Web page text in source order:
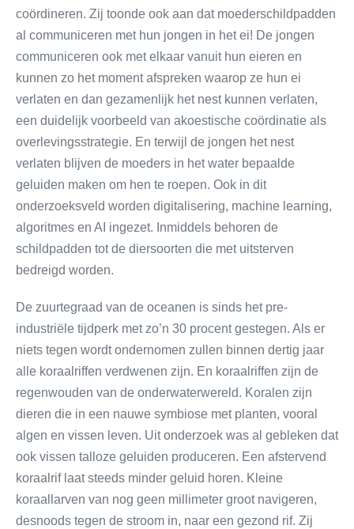
coördineren. Zij toonde ook aan dat moederschildpadden
al communiceren met hun jongen in het ei! De jongen
communiceren ook met elkaar vanuit hun eieren en
kunnen zo het moment afspreken waarop ze hun ei
verlaten en dan gezamenlijk het nest kunnen verlaten,
een duidelijk voorbeeld van akoestische coördinatie als
overlevingsstrategie. En terwijl de jongen het nest
verlaten blijven de moeders in het water bepaalde
geluiden maken om hen te roepen. Ook in dit
onderzoeksveld worden digitalisering, machine learning,
algoritmes en AI ingezet. Inmiddels behoren de
schildpadden tot de diersoorten die met uitsterven
bedreigd worden.
De zuurtegraad van de oceanen is sinds het pre-
industriële tijdperk met zo’n 30 procent gestegen. Als er
niets tegen wordt ondernomen zullen binnen dertig jaar
alle koraalriffen verdwenen zijn. En koraalriffen zijn de
regenwouden van de onderwaterwereld. Koralen zijn
dieren die in een nauwe symbiose met planten, vooral
algen en vissen leven. Uit onderzoek was al gebleken dat
ook vissen talloze geluiden produceren. Een afstervend
koraalrif laat steeds minder geluid horen. Kleine
koraallarven van nog geen millimeter groot navigeren,
desnoods tegen de stroom in, naar een gezond rif. Zij